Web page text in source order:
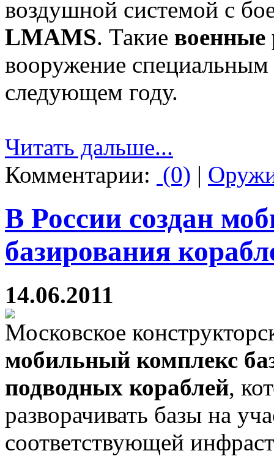
воздушной системой с
LMAMS. Такие
вооружение
следующем году.
Читать дальше...
Комментарии: (0) |
В России создан
базирования
14.06.2011
Московское
мобильный комплекс
подводных кораблей,
разворачивать базы на
соответствующей